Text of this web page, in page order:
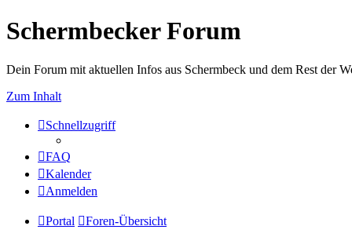
Schermbecker Forum
Dein Forum mit aktuellen Infos aus Schermbeck und dem Rest der
Zum Inhalt
Schnellzugriff
FAQ
Kalender
Anmelden
Portal Foren-Übersicht